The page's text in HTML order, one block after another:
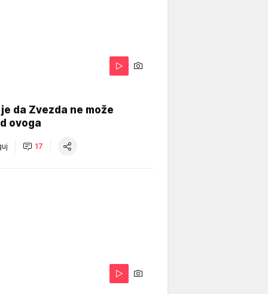
da Zvezda ne može
ovoga
17